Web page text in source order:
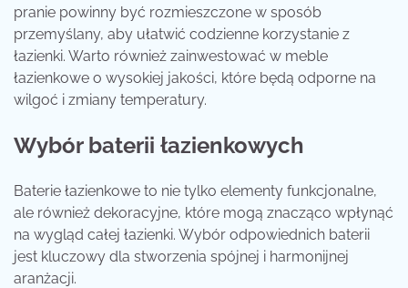
pranie powinny być rozmieszczone w sposób
przemyślany, aby ułatwić codzienne korzystanie z
łazienki. Warto również zainwestować w meble
łazienkowe o wysokiej jakości, które będą odporne na
wilgoć i zmiany temperatury.
Wybór baterii łazienkowych
Baterie łazienkowe to nie tylko elementy funkcjonalne,
ale również dekoracyjne, które mogą znacząco wpłynąć
na wygląd całej łazienki. Wybór odpowiednich baterii
jest kluczowy dla stworzenia spójnej i harmonijnej
aranżacji.